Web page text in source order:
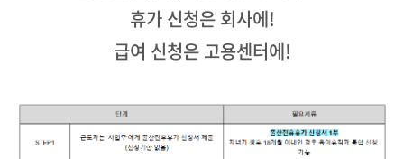
휴가 신청은 회사에!
급여 신청은 고용센터에!